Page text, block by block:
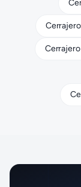
Cerrajero
Cerrajero